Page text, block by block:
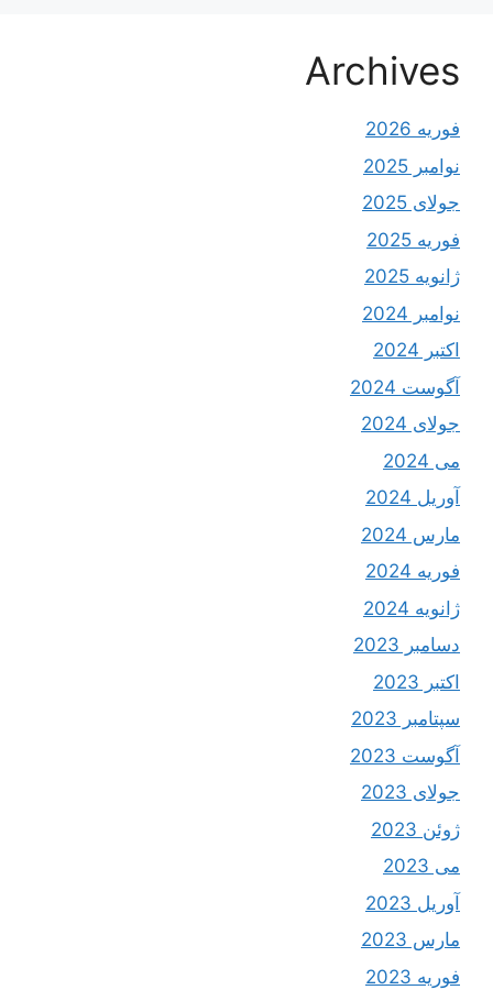
Archives
فوریه 2026
نوامبر 2025
جولای 2025
فوریه 2025
ژانویه 2025
نوامبر 2024
اکتبر 2024
آگوست 2024
جولای 2024
می 2024
آوریل 2024
مارس 2024
فوریه 2024
ژانویه 2024
دسامبر 2023
اکتبر 2023
سپتامبر 2023
آگوست 2023
جولای 2023
ژوئن 2023
می 2023
آوریل 2023
مارس 2023
فوریه 2023